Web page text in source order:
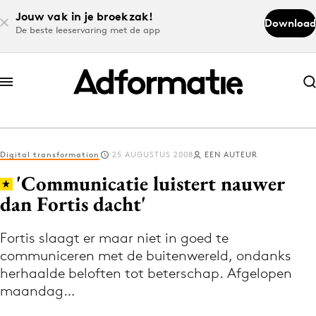
Jouw vak in je broekzak!
De beste leeservaring met de app
Download
Abonneer nu
Abonneer nu
Log in
Volg het laatste nieuws via de Adformatie
Nieuws app
Digital transformation 25 AUGUSTUS 2008 EEN AUTEUR
'Communicatie luistert nauwer
dan Fortis dacht'
Fortis slaagt er maar niet in goed te
communiceren met de buitenwereld, ondanks
herhaalde beloften tot beterschap. Afgelopen
maandag…